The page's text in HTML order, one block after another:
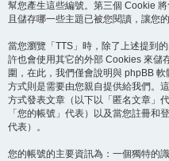
幫您產生這些編號。第三個 Cookie
且儲存哪一些主題已被您閱讀，讓您
當您瀏覽「TTS」時，除了上述提到
許也會使用其它的外部 Cookies 來儲
圍，在此，我們僅會說明與 phpBB
方式則是需要由您親自提供給我們。
方式發表文章（以下以「匿名文章」
「您的帳號」代表）以及當您註冊和
代表）。
您的帳號的主要資訊為：一個獨特的